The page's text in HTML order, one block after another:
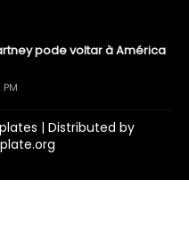
pode voltar à América
| Distributed by